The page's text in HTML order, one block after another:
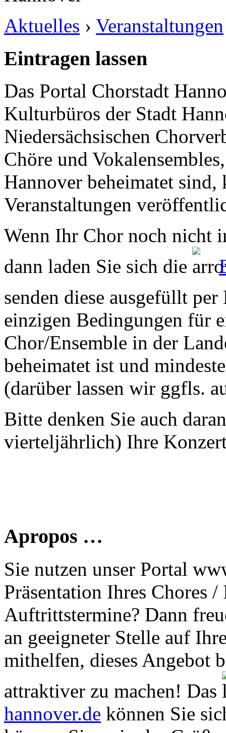
Aktuelles › Veranstaltungen
Eintragen lassen
Das Portal Chorstadt
Kulturbüros der Stadt
Niedersächsischen
Chöre und
Hannover beheimatet sind,
Veranstaltungen
Wenn Ihr Chor noch nicht
dann laden Sie sich die
senden diese ausgefüllt
einzigen Bedingungen für
Chor/Ensemble in der
beheimatet ist und
(darüber lassen wir ggfls.
Bitte denken Sie auch
vierteljährlich) Ihre
Apropos …
Sie nutzen unser Portal
Präsentation Ihres Chores
Auftrittstermine? Dann
an geeigneter Stelle auf
mithelfen, dieses Angebot
attraktiver zu machen! Das
hannover.de können Sie